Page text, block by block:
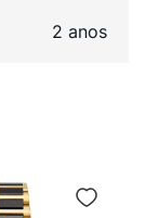
2 anos